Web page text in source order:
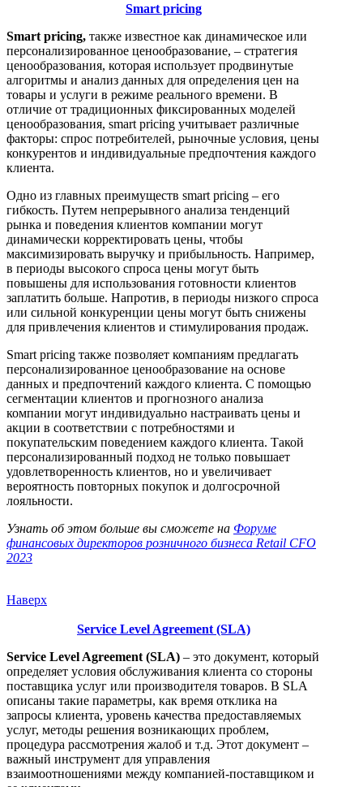
Smart pricing
Smart pricing, также известное как динамическое или
персонализированное ценообразование, – стратегия
ценообразования, которая использует продвинутые
алгоритмы и анализ данных для определения цен на
товары и услуги в режиме реального времени. В
отличие от традиционных фиксированных моделей
ценообразования, smart pricing учитывает различные
факторы: спрос потребителей, рыночные условия, цены
конкурентов и индивидуальные предпочтения каждого
клиента.
Одно из главных преимуществ smart pricing – его
гибкость. Путем непрерывного анализа тенденций
рынка и поведения клиентов компании могут
динамически корректировать цены, чтобы
максимизировать выручку и прибыльность. Например,
в периоды высокого спроса цены могут быть
повышены для использования готовности клиентов
заплатить больше. Напротив, в периоды низкого спроса
или сильной конкуренции цены могут быть снижены
для привлечения клиентов и стимулирования продаж.
Smart pricing также позволяет компаниям предлагать
персонализированное ценообразование на основе
данных и предпочтений каждого клиента. С помощью
сегментации клиентов и прогнозного анализа
компании могут индивидуально настраивать цены и
акции в соответствии с потребностями и
покупательским поведением каждого клиента. Такой
персонализированный подход не только повышает
удовлетворенность клиентов, но и увеличивает
вероятность повторных покупок и долгосрочной
лояльности.
Узнать об этом больше вы сможете на Форуме
финансовых директоров розничного бизнеса Retail CFO
2023
Наверх
Service Level Agreement (SLA)
Service Level Agreement (SLA) – это документ, который
определяет условия обслуживания клиента со стороны
поставщика услуг или производителя товаров. В SLA
описаны такие параметры, как время отклика на
запросы клиента, уровень качества предоставляемых
услуг, методы решения возникающих проблем,
процедура рассмотрения жалоб и т.д. Этот документ –
важный инструмент для управления
взаимоотношениями между компанией-поставщиком и